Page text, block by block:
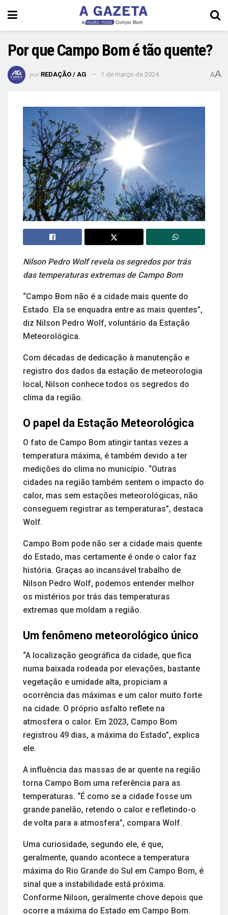
Por que Campo Bom é tão quente?
por REDAÇÃO / AG 1 de março de 2024 AA
Nilson Pedro Wolf revela os segredos por trás
das temperaturas extremas de Campo Bom
“Campo Bom não é a cidade mais quente do
Estado. Ela se enquadra entre as mais quentes”,
diz Nilson Pedro Wolf, voluntário da Estação
Meteorológica.
Com décadas de dedicação à manutenção e
registro dos dados da estação de meteorologia
local, Nilson conhece todos os segredos do
clima da região.
O papel da Estação Meteorológica
O fato de Campo Bom atingir tantas vezes a
temperatura máxima, é também devido a ter
medições do clima no município. “Outras
cidades na região também sentem o impacto do
calor, mas sem estações meteorológicas, não
conseguem registrar as temperaturas”, destaca
Wolf.
Campo Bom pode não ser a cidade mais quente
do Estado, mas certamente é onde o calor faz
história. Graças ao incansável trabalho de
Nilson Pedro Wolf, podemos entender melhor
os mistérios por trás das temperaturas
extremas que moldam a região.
Um fenômeno meteorológico único
“A localização geográfica da cidade, que fica
numa baixada rodeada por elevações, bastante
vegetação e umidade alta, propiciam a
ocorrência das máximas e um calor muito forte
na cidade. O próprio asfalto reflete na
atmosfera o calor. Em 2023, Campo Bom
registrou 49 dias, a máxima do Estado”, explica
ele.
A influência das massas de ar quente na região
torna Campo Bom uma referência para as
temperaturas. “É como se a cidade fosse um
grande panelão, retendo o calor e refletindo-o
de volta para a atmosfera”, compara Wolf.
Uma curiosidade, segundo ele, é que,
geralmente, quando acontece a temperatura
máxima do Rio Grande do Sul em Campo Bom, é
sinal que a instabilidade está próxima.
Conforme Nilson, geralmente chove depois que
ocorre a máxima do Estado em Campo Bom.